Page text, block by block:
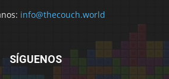
info@thecouch.world
SÍGUENOS